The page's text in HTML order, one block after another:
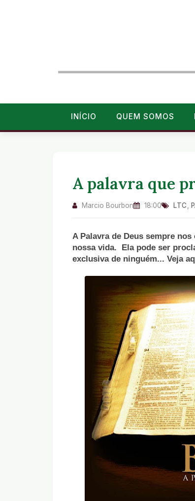
INÍCIO QUEM SOMOS
A palavra que
Marcio Bourbon 18:00 LTC
A Palavra de Deus sempre
nossa vida. Ela pode ser
exclusiva de ninguém... Veja